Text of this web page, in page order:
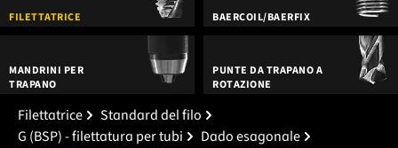
FILETTATRICE BAERCOIL/BAERFIX
MANDRINI PER
TRAPANO
PUNTE DA TRAPANO A
ROTAZIONE
Filettatrice
Standard del filo
G (BSP) - filettatura per tubi
Dado esagonale